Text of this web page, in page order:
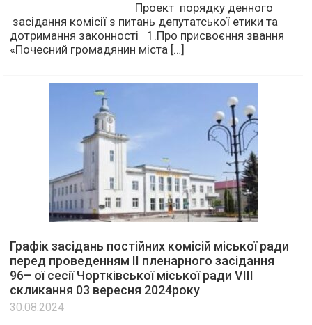
Проект порядку денного
засідання комісії з питань депутатської етики та
дотримання законності 1.Про присвоєння звання
«Почесний громадянин міста […]
Графік засідань постійних комісій міської ради
перед проведенням ІІ пленарного засідання
96– ої сесії Чортківської міської ради VІІІ
скликання 03 вересня 2024року
30.08.2024